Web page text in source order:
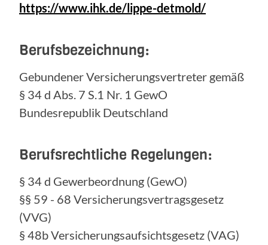
https://www.ihk.de/lippe-detmold/
Berufsbezeichnung:
Gebundener Versicherungsvertreter gemäß
§ 34 d Abs. 7 S.1 Nr. 1 GewO
Bundesrepublik Deutschland
Berufsrechtliche Regelungen:
§ 34 d Gewerbeordnung (GewO)
§§ 59 - 68 Versicherungsvertragsgesetz
(VVG)
§ 48b Versicherungsaufsichtsgesetz (VAG)